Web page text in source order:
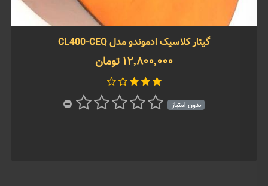
گیتار کلاسیک ادموندو مدل CL400-CEQ
12,800,000 تومان
بدون امتیاز